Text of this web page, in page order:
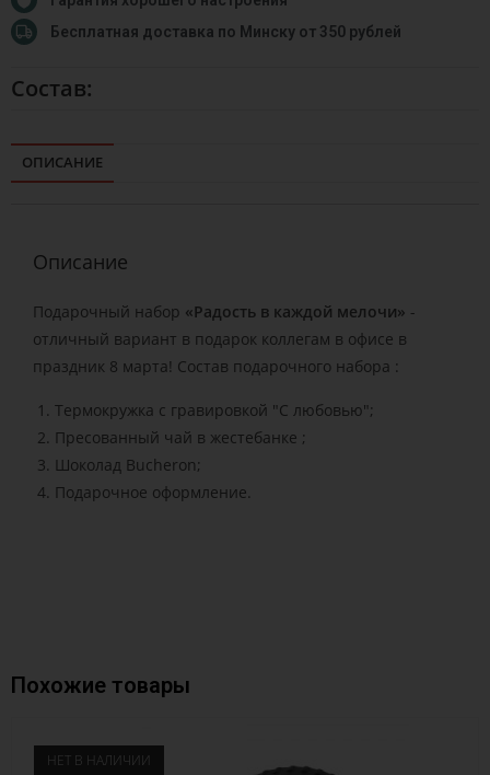
Бесплатная доставка по Минску от 350 рублей
Состав:
ОПИСАНИЕ
Описание
Подарочный набор «Радость в каждой мелочи» -
отличный вариант в подарок коллегам в офисе в
праздник 8 марта! Состав подарочного набора :
Термокружка с гравировкой "С любовью";
Пресованный чай в жестебанке ;
Шоколад Bucheron;
Подарочное оформление.
Похожие товары
НЕТ В НАЛИЧИИ